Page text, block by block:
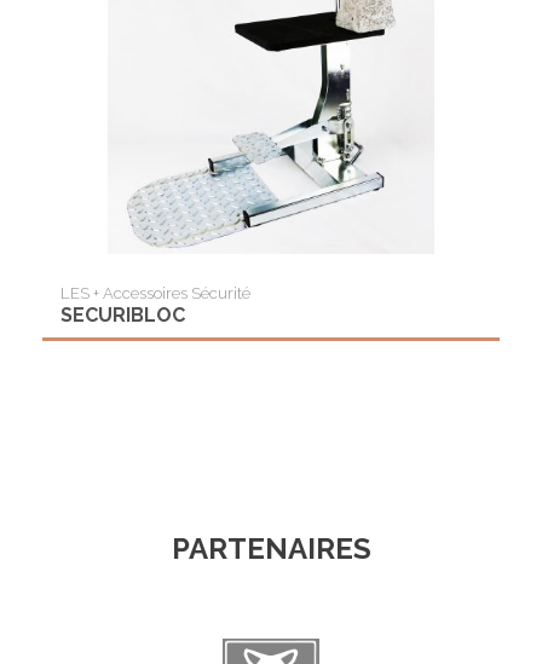
LES + Accessoires Sécurité
SECURIBLOC
PARTENAIRES